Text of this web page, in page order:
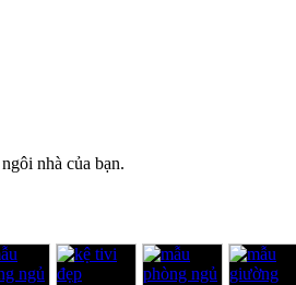
nhà của bạn.